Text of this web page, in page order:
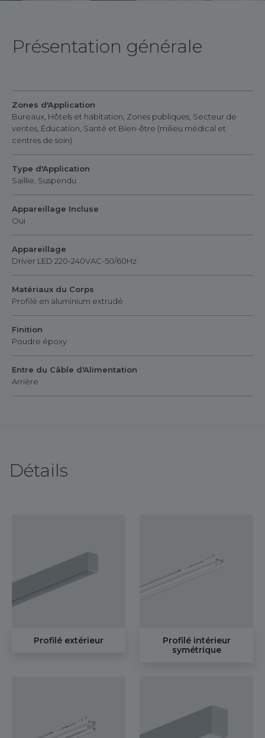
Présentation générale
Zones d'Application
Bureaux, Hôtels et habitation, Zones publiques, Secteur de
ventes, Éducation, Santé et Bien-être (milieu médical et
centres de soin)
Type d'Application
Saillie, Suspendu
Appareillage Incluse
Oui
Appareillage
Driver LED 220-240VAC-50/60Hz
Matériaux du Corps
Profilé en aluminium extrudé
Finition
Poudre époxy
Entre du Câble d'Alimentation
Arrière
Détails
Profilé extérieur
Profilé intérieur
symétrique